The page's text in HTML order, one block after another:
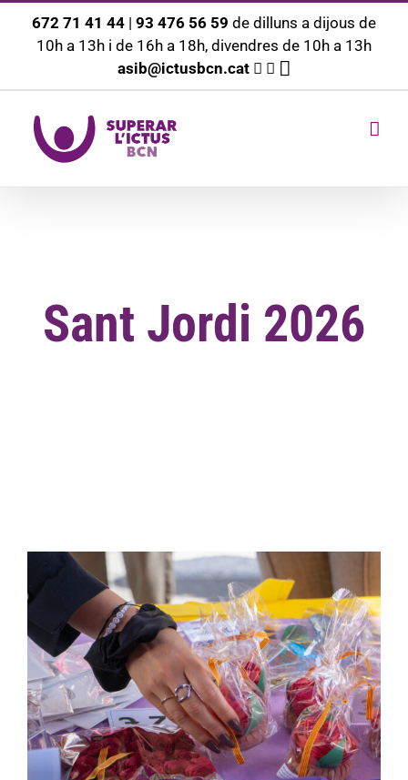
Saltar
contingut
672 71 41 44 | 93 476 56 59 de dilluns a dijous de
10h a 13h i de 16h a 18h, divendres de 10h a 13h
asib@ictusbcn.cat
Sant Jordi 2026